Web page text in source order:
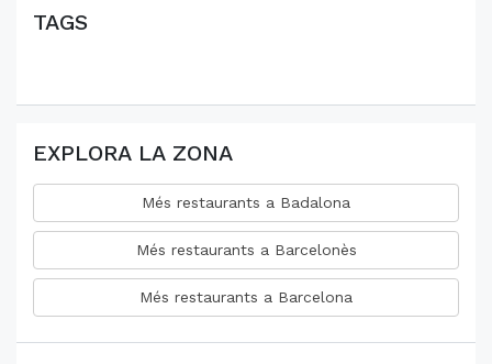
TAGS
EXPLORA LA ZONA
Més restaurants a Badalona
Més restaurants a Barcelonès
Més restaurants a Barcelona